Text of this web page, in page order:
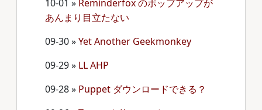
10-01 » Reminderfox のポップアップが
あんまり目立たない
09-30»Yet Another Geekmonkey
09-29» LL AHP
09-28» Puppet ダウンロードできる？